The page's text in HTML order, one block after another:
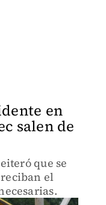
en
salen de
que se
el